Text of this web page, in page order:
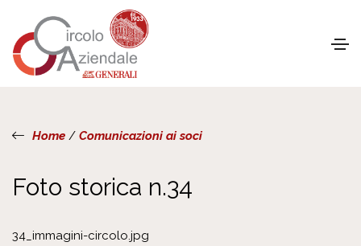
Home/ Comunicazioni ai soci
Foto storica n.34
34_immagini-circolo.jpg